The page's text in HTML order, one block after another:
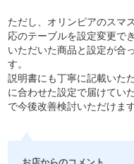
ただし、オリンピアのスマ
応のテーブルを設定変更で
いただいた商品と設定が合
す。
説明書にも丁寧に記載いた
に合わせた設定で届けてい
で今後改善検討いただけま